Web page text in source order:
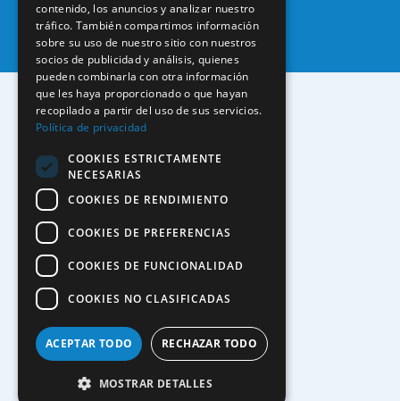
contenido, los anuncios y analizar nuestro
tráfico. También compartimos información
sobre su uso de nuestro sitio con nuestros
socios de publicidad y análisis, quienes
pueden combinarla con otra información
que les haya proporcionado o que hayan
recopilado a partir del uso de sus servicios.
Política de privacidad
COOKIES ESTRICTAMENTE
NECESARIAS
COOKIES DE RENDIMIENTO
COOKIES DE PREFERENCIAS
COOKIES DE FUNCIONALIDAD
COOKIES NO CLASIFICADAS
ACEPTAR TODO RECHAZAR TODO
MOSTRAR DETALLES